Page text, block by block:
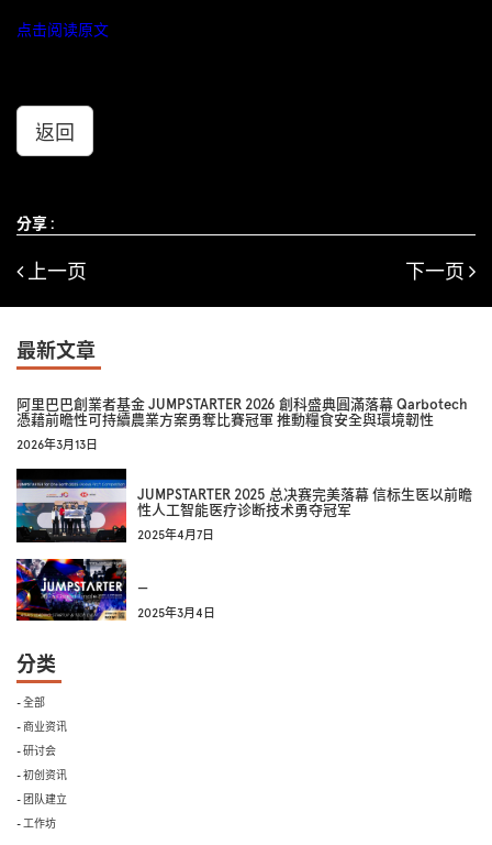
点击阅读原文
返回
分享 :
上一页 下一页
最新文章
阿里巴巴創業者基金 JUMPSTARTER 2026 創科盛典圓滿落幕 Qarbotech
憑藉前瞻性可持續農業方案勇奪比賽冠軍 推動糧食安全與環境韌性
2026年3月13日
JUMPSTARTER 2025 总决赛完美落幕 信标生医以前瞻
性人工智能医疗诊断技术勇夺冠军
2025年4月7日
—
2025年3月4日
分类
- 全部
- 商业资讯
- 研讨会
- 初创资讯
- 团队建立
- 工作坊